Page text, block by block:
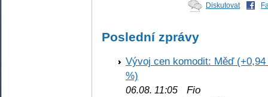
Diskutovat
Poslední zprávy
Vývoj cen komodit: Měď
%)
06.08. 11:05 Fio